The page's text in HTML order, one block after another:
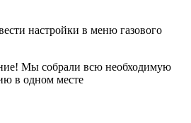
настройки в меню газового
Мы собрали всю необходимую
в одном месте